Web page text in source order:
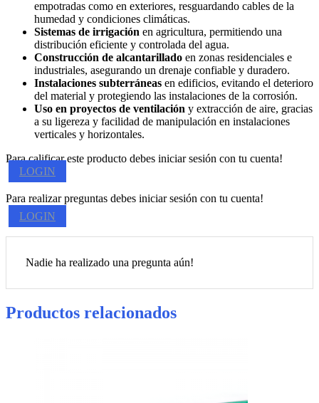
empotradas como en exteriores, resguardando cables de la
humedad y condiciones climáticas.
Sistemas de irrigación en agricultura, permitiendo una
distribución eficiente y controlada del agua.
Construcción de alcantarillado en zonas residenciales e
industriales, asegurando un drenaje confiable y duradero.
Instalaciones subterráneas en edificios, evitando el deterioro
del material y protegiendo las instalaciones de la corrosión.
Uso en proyectos de ventilación y extracción de aire, gracias
a su ligereza y facilidad de manipulación en instalaciones
verticales y horizontales.
Para calificar este producto debes iniciar sesión con tu cuenta!
LOGIN
Para realizar preguntas debes iniciar sesión con tu cuenta!
LOGIN
Nadie ha realizado una pregunta aún!
Productos relacionados